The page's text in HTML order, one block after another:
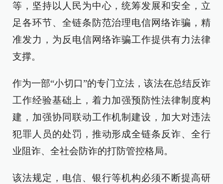
等，坚持以人民为中心，统筹发展和安全，立
足各环节、全链条防范治理电信网络诈骗，精
准发力，为反电信网络诈骗工作提供有力法律
支撑。
作为一部“小切口”的专门立法，该法在总结反诈
工作经验基础上，着力加强预防性法律制度构
建，加强协同联动工作机制建设，加大对违法
犯罪人员的处罚，推动形成全链条反诈、全行
业阻诈、全社会防诈的打防管控格局。
该法规定，电信、银行等机构必须不断提高研